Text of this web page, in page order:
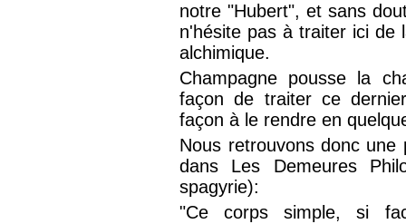
notre "Hubert", et sans
n'hésite pas à traiter ici de
alchimique.
Champagne pousse la
façon de traiter ce
façon à le rendre en
Nous retrouvons donc une
dans Les Demeures
spagyrie):
"Ce corps simple, si